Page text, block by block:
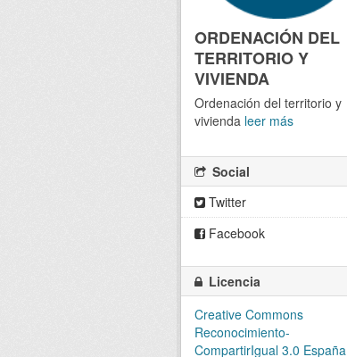
ORDENACIÓN DEL
TERRITORIO Y
VIVIENDA
Ordenación del territorio y
vivienda leer más
Social
Twitter
Facebook
Licencia
Creative Commons
Reconocimiento-
CompartirIgual 3.0 España